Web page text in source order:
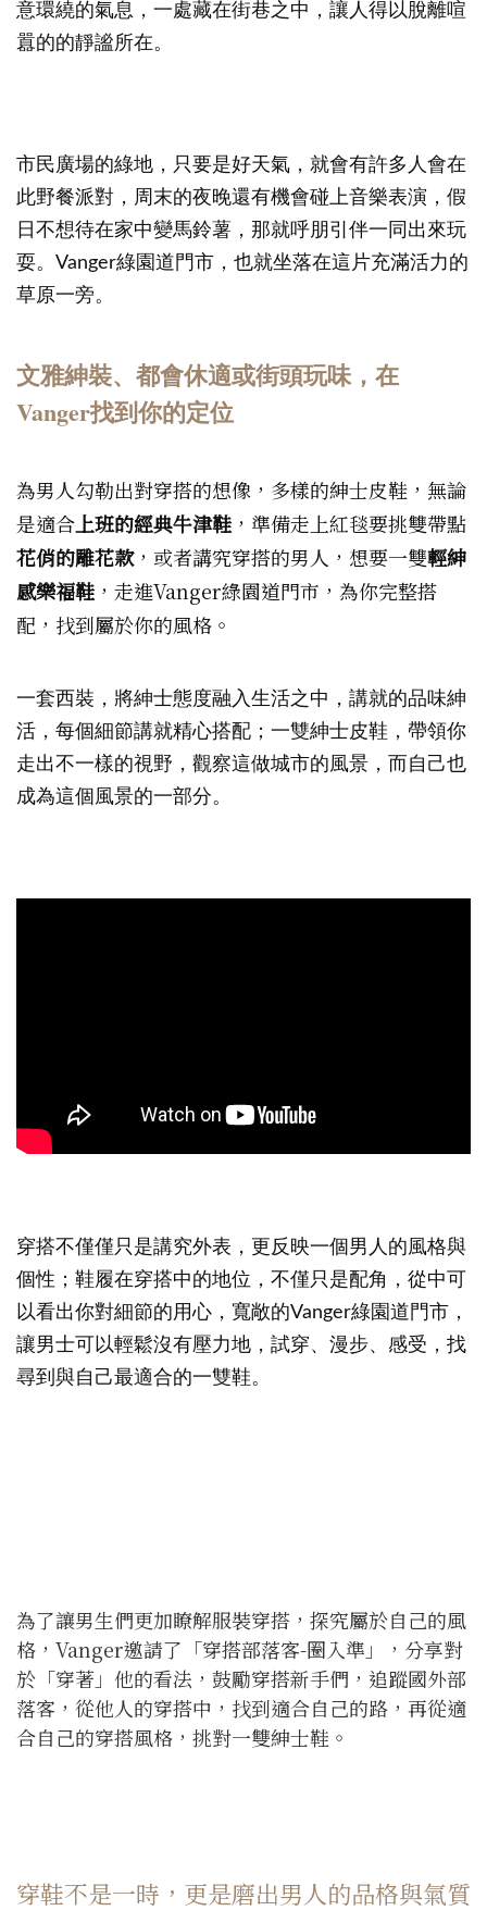
意環繞的氣息，一處藏在街巷之中，讓人得以脫離喧
囂的的靜謐所在。
市民廣場的綠地，只要是好天氣，就會有許多人會在
此野餐派對，周末的夜晚還有機會碰上音樂表演，假
日不想待在家中變馬鈴薯，那就呼朋引伴一同出來玩
耍。Vanger綠園道門市，也就坐落在這片充滿活力的
草原一旁。
文雅紳裝、都會休適或街頭玩味，在
Vanger找到你的定位
為男人勾勒出對穿搭的想像，多樣的紳士皮鞋，無論
是適合上班的經典牛津鞋 ，準備走上紅毯要挑雙帶點
花俏的雕花款，或者講究穿搭的男人，想要一雙輕紳
感樂福鞋 ，走進Vanger綠園道門市，為你完整搭
配，找到屬於你的風格。
一套西裝，將紳士態度融入生活之中，講就的品味紳
活，每個細節講就精心搭配；一雙紳士皮鞋，帶領你
走出不一樣的視野，觀察這做城市的風景，而自己也
成為這個風景的一部分。
穿搭不僅僅只是講究外表，更反映一個男人的風格與
個性；鞋履在穿搭中的地位，不僅只是配角，從中可
以看出你對細節的用心，寬敞的Vanger綠園道門市，
讓男士可以輕鬆沒有壓力地，試穿、漫步、感受，找
尋到與自己最適合的一雙鞋。
為了讓男生們更加瞭解服裝穿搭，探究屬於自己的風
格，Vanger邀請了「穿搭部落客-圈入準」，分享對
於「穿著」他的看法，鼓勵穿搭新手們，追蹤國外部
落客，從他人的穿搭中，找到適合自己的路，再從適
合自己的穿搭風格，挑對一雙紳士鞋。
穿鞋不是一時，更是磨出男人的品格與氣質